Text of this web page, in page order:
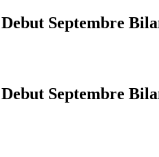
Septembre
Septembre